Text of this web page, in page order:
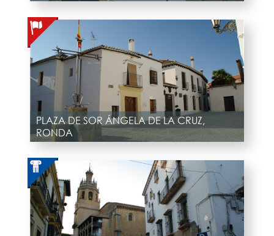
PLAZA DE SOR ÁNGELA DE LA CRUZ,
RONDA